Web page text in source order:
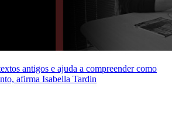
antigos e ajuda a compreender como
afirma Isabella Tardin